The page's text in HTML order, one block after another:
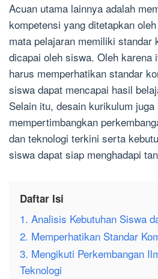
Acuan utama lainnya adalah
kompetensi yang ditetapkan
mata pelajaran memiliki standar
dicapai oleh siswa. Oleh karena
harus memperhatikan standar
siswa dapat mencapai hasil
Selain itu, desain kurikulum juga
mempertimbangkan
dan teknologi terkini serta
siswa dapat siap menghadapi
Daftar Isi
1. Analisis Kebutuhan Siswa
2. Memperhatikan Standar
3. Mengikuti Perkembangan
Teknologi